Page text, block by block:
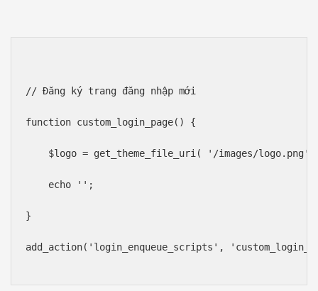
// Đăng ký trang đăng nhập mới
function custom_login_page() {
$logo = get_theme_file_uri( '/images/logo.png'
    echo '
';
}
add_action('login_enqueue_scripts',